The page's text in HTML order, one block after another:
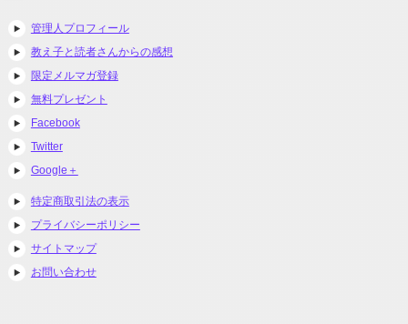
管理人プロフィール
教え子と読者さんからの感想
限定メルマガ登録
無料プレゼント
Facebook
Twitter
Google＋
特定商取引法の表示
プライバシーポリシー
サイトマップ
お問い合わせ